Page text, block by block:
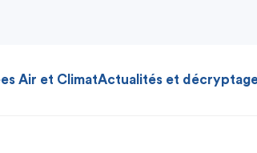
Air et ClimatActualités et